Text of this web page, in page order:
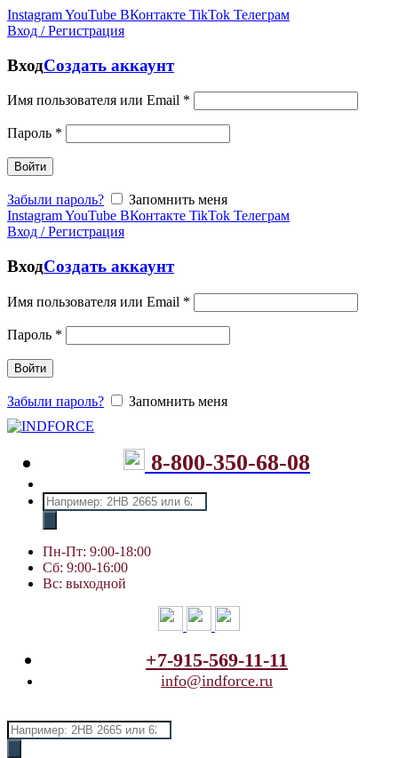
InstagramYouTube ВКонтакте TikTok Телеграм
Вход / Регистрация
ВходСоздать аккаунт
Имя пользователя или Email *
Пароль *
Войти
Забыли пароль?
Запомнить меня
InstagramYouTube ВКонтакте TikTok Телеграм
Вход / Регистрация
ВходСоздать аккаунт
Имя пользователя или Email *
Пароль *
Войти
Забыли пароль? Запомнить меня
8-800-350-68-08
Поиск
товаров
Пн-Пт: 9:00-18:00
Сб: 9:00-16:00
Вс: выходной
+7-915-569-11-11
info@indforce.ru
Поиск
товаров